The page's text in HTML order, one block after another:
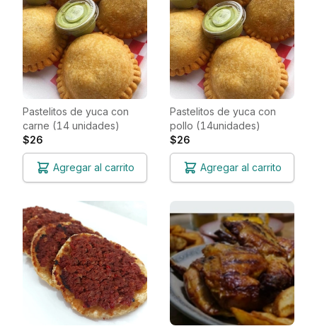
Pastelitos de yuca con
carne (14 unidades)
$26
Agregar al carrito
Pastelitos de yuca con
pollo (14unidades)
$26
Agregar al carrito